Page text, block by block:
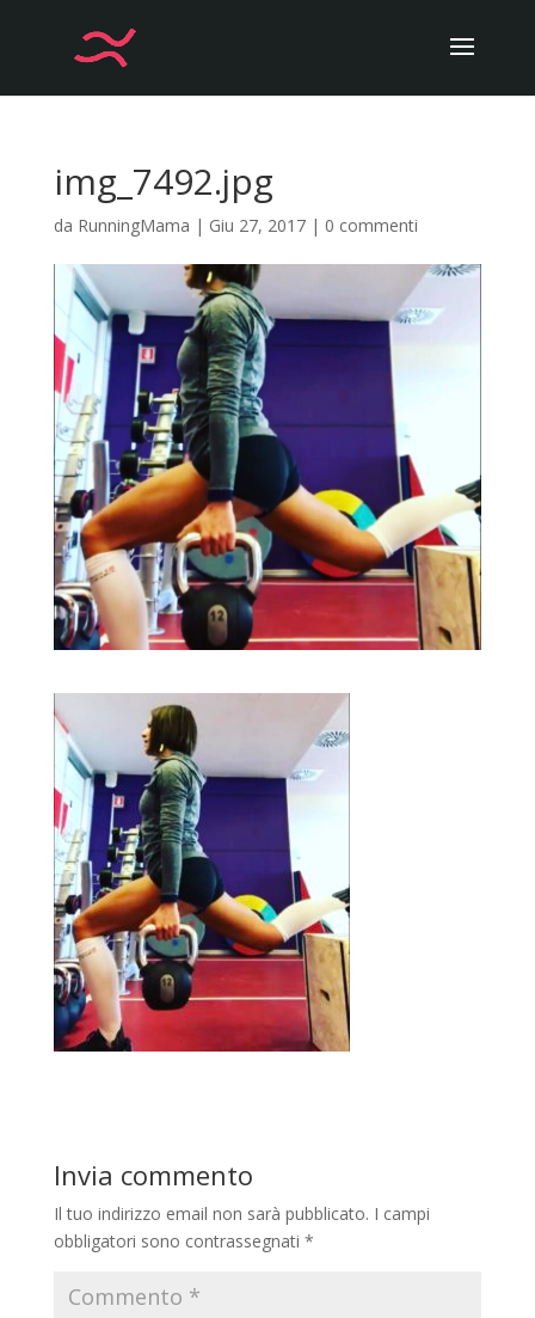
img_7492.jpg
da RunningMama | Giu 27, 2017| 0 commenti
Invia commento
Il tuo indirizzo email non sarà pubblicato. I campi
obbligatori sono contrassegnati *